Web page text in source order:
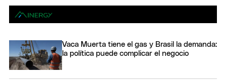
Vaca Muerta tiene el gas y Brasil la demanda:
la política puede complicar el negocio